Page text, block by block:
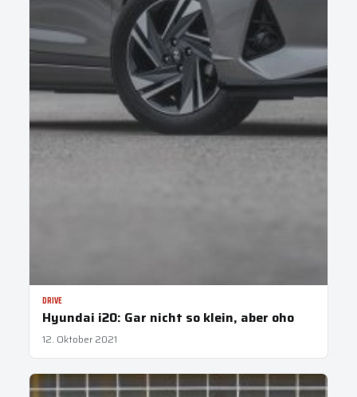
DRIVE
Hyundai i20: Gar nicht so klein, aber oho
12. Oktober 2021